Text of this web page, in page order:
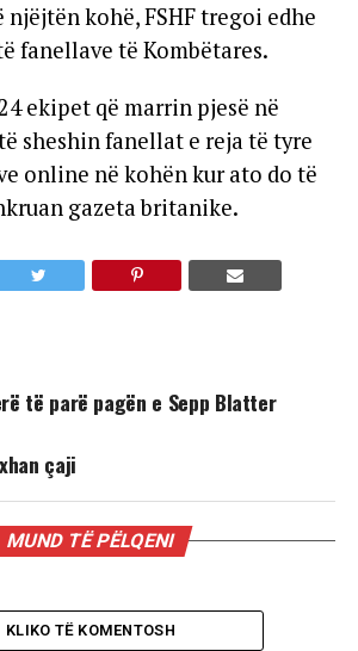
njëjtën kohë, FSHF tregoi edhe
fanellave të Kombëtares.
ekipet që marrin pjesë në
sheshin fanellat e reja të tyre
online në kohën kur ato do të
gazeta britanike.
të parë pagën e Sepp Blatter
çaji
MUND TË PËLQENI
KLIKO TË KOMENTOSH